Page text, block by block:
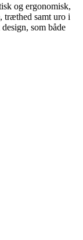
og ergonomisk,
træthed samt uro i
som både